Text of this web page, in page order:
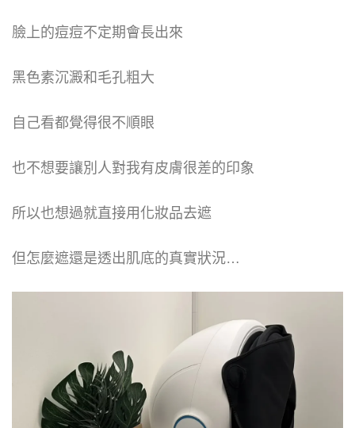
臉上的痘痘不定期會長出來
黑色素沉澱和毛孔粗大
自己看都覺得很不順眼
也不想要讓別人對我有皮膚很差的印象
所以也想過就直接用化妝品去遮
但怎麼遮還是透出肌底的真實狀況…